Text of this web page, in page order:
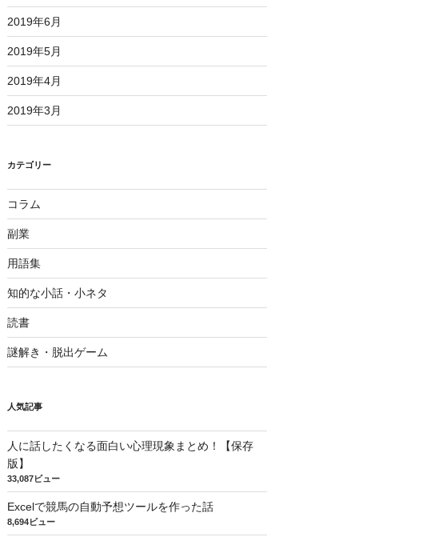
2019年6月
2019年5月
2019年4月
2019年3月
カテゴリー
コラム
副業
用語集
知的な小話・小ネタ
読書
謎解き・脱出ゲーム
人気記事
人に話したくなる面白い心理現象まとめ！【保存
版】
33,087ビュー
Excelで競馬の自動予想ツールを作った話
8,694ビュー